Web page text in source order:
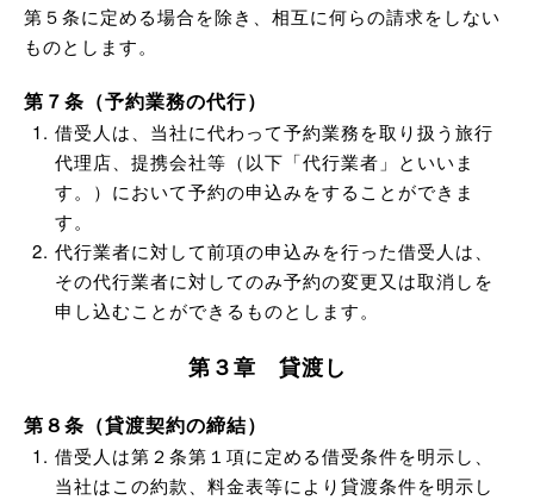
第５条に定める場合を除き、相互に何らの請求をしない
ものとします。
第７条（予約業務の代行）
借受人は、当社に代わって予約業務を取り扱う旅行
代理店、提携会社等（以下「代行業者」といいま
す。）において予約の申込みをすることができま
す。
代行業者に対して前項の申込みを行った借受人は、
その代行業者に対してのみ予約の変更又は取消しを
申し込むことができるものとします。
第３章 貸渡し
第８条（貸渡契約の締結）
借受人は第２条第１項に定める借受条件を明示し、
当社はこの約款、料金表等により貸渡条件を明示し